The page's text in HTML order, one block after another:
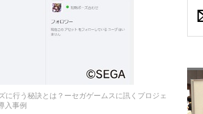
に行う秘訣とは？ーセガゲームスに訊くプロジェ
入事例